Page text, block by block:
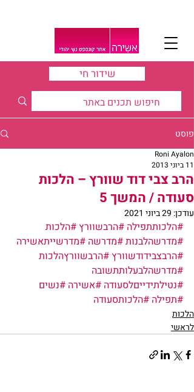
שידור חי
פוסט
הרב צבי דוד שוורץ – הלכות
סעודה / המשך 5
Roni Ayalon
11 ביוני 2013
עודכן: 29 ביוני 2021
#הלכותתפילה #הרבשוורץ#הלכות
#מדרשהלבנות#מדרשה #מדרשייתאשירה
#הרבצבידודשוורץ#הרבשוורץהלכות
#מדרשהלבעלותתשובה
#נטילתידייםלסעודה #אשירה #נשים
#תפילה #הלכותסעודה
הלכות
לראשי